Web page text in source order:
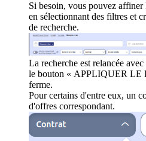
Si besoin, vous pouvez affiner
en sélectionnant des filtres et
de recherche.
La recherche est relancée
le bouton « APPLIQUER LE
ferme.
Pour certains d'entre eux, un
d'offres correspondant.